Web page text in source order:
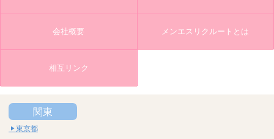
会社概要 メンエスリクルートとは
相互リンク
関東
東京都